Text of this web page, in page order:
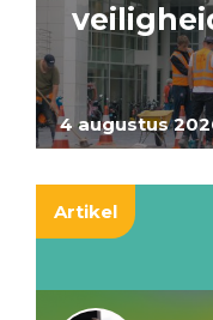
4 augustus
Artikel